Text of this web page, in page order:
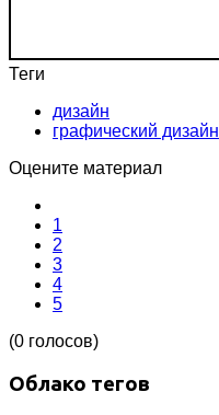
Теги
дизайн
графический дизайн
Оцените материал
1
2
3
4
5
(0 голосов)
Облако тегов